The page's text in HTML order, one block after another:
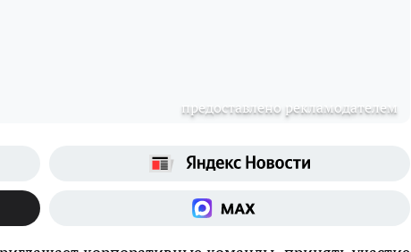
предоставлено рекламодателем